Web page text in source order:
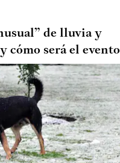
de lluvia y
cómo será el evento